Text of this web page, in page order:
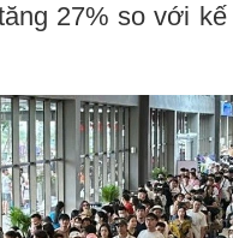
27% so với